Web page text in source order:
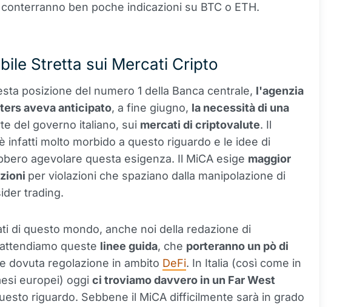
ben poche indicazioni su BTC o ETH.
Stretta sui Mercati Cripto
posizione del numero 1 della Banca centrale, l'agenzia
aveva anticipato, a fine giugno, la necessità di una
del governo italiano, sui mercati di criptovalute. Il
infatti molto morbido a questo riguardo e le idee di
agevolare questa esigenza. Il MiCA esige maggior
per violazioni che spaziano dalla manipolazione di
trading.
di questo mondo, anche noi della redazione di
queste linee guida, che porteranno un pò di
dovuta regolazione in ambito DeFi. In Italia (così come in
europei) oggi ci troviamo davvero in un Far West
riguardo. Sebbene il MiCA difficilmente sarà in grado